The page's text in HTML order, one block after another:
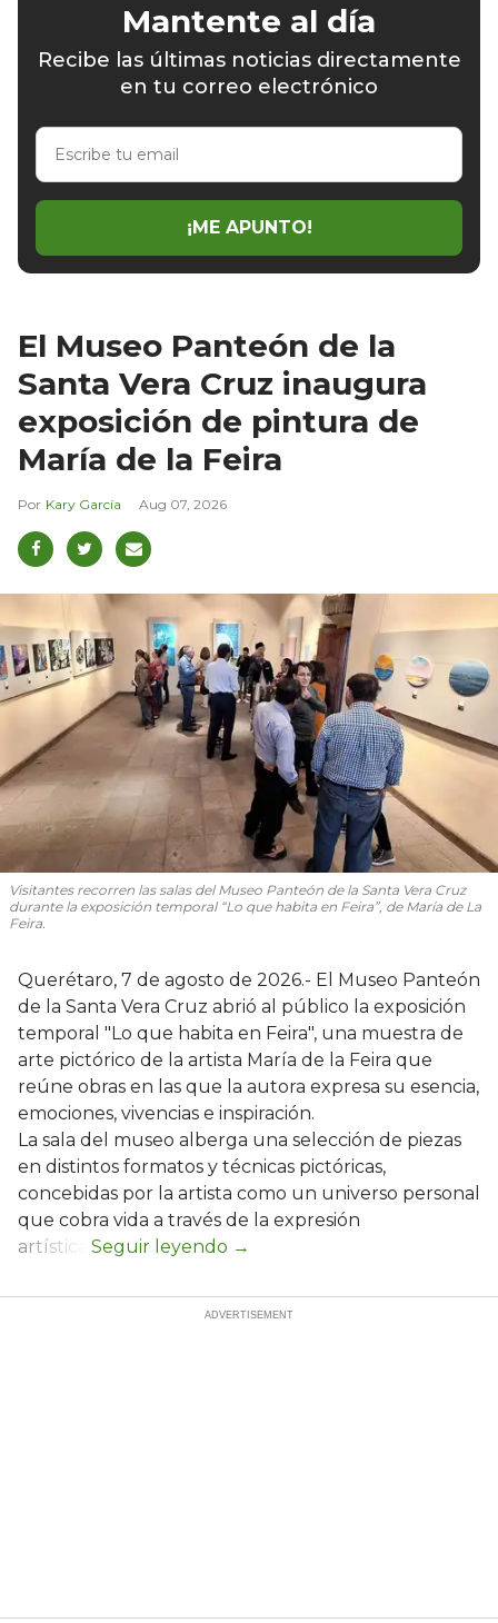
Mantente al día
Recibe las últimas noticias directamente
en tu correo electrónico
Escribe
email
¡ME APUNTO!
El Museo Panteón de la
Santa Vera Cruz inaugura
exposición de pintura de
María de la Feira
Kary García Aug 07, 2026
Visitantes recorren las salas del Museo Panteón de la Santa Vera Cruz
durante la exposición temporal “Lo que habita en Feira”, de María de La
Feira.
Querétaro, 7 de agosto de 2026.- El Museo Panteón
de la Santa Vera Cruz abrió al público la exposición
temporal "Lo que habita en Feira", una muestra de
arte pictórico de la artista María de la Feira que
reúne obras en las que la autora expresa su esencia,
emociones, vivencias e inspiración.
La sala del museo alberga una selección de piezas
en distintos formatos y técnicas pictóricas,
concebidas por la artista como un universo personal
que cobra vida a través de la expresión
artística.